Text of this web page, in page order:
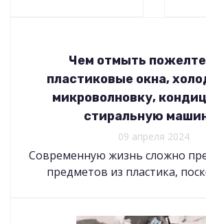
Чем отмыть
пластиковые окна,
микроволновку,
стиральную
09 апреля 2024
Современную жизнь сложно
предметов из пластика,